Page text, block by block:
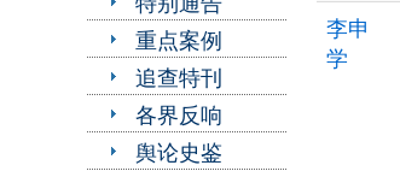
重点案例
追查特刊
各界反响
舆论史鉴
李申
学